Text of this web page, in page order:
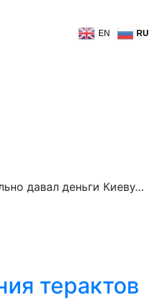
EN RU
давал деньги Киеву…
терактов